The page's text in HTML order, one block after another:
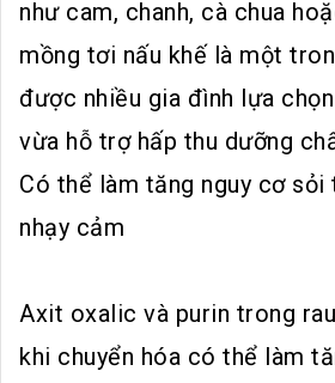
như cam, chanh, cà chua
mồng tơi nấu khế là một
được nhiều gia đình lựa
vừa hỗ trợ hấp thu dưỡng
Có thể làm tăng nguy cơ sỏi
nhạy cảm
Axit oxalic và purin trong
khi chuyển hóa có thể làm